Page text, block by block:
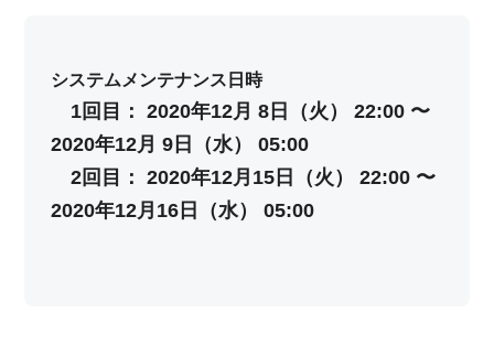
システムメンテナンス日時
1回目： 2020年12月 8日（火） 22:00 〜
2020年12月 9日（水） 05:00
2回目： 2020年12月15日（火） 22:00 〜
2020年12月16日（水） 05:00